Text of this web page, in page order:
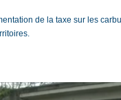
de la taxe sur les